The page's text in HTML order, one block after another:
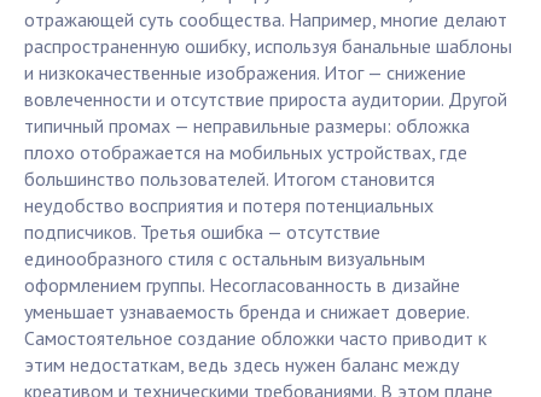
отражающей суть сообщества. Например, многие делают
распространенную ошибку, используя банальные шаблоны
и низкокачественные изображения. Итог — снижение
вовлеченности и отсутствие прироста аудитории. Другой
типичный промах — неправильные размеры: обложка
плохо отображается на мобильных устройствах, где
большинство пользователей. Итогом становится
неудобство восприятия и потеря потенциальных
подписчиков. Третья ошибка — отсутствие
единообразного стиля с остальным визуальным
оформлением группы. Несогласованность в дизайне
уменьшает узнаваемость бренда и снижает доверие.
Самостоятельное создание обложки часто приводит к
этим недостаткам, ведь здесь нужен баланс между
креативом и техническими требованиями. В этом плане